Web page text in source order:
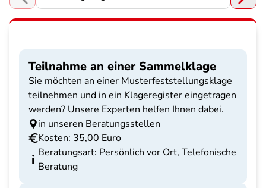
Teilnahme an einer Sammelklage
Sie möchten an einer Musterfeststellungsklage
teilnehmen und in ein Klageregister eingetragen
werden? Unsere Experten helfen Ihnen dabei.
in unseren Beratungsstellen
Kosten: 35,00 Euro
Beratungsart: Persönlich vor Ort, Telefonische
Beratung